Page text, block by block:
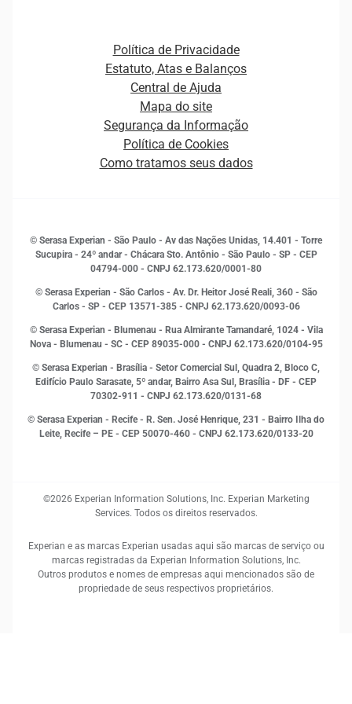
Plataformas e Motores de decisão
Curso Gratuito de Saúde Financeira
Empreendedorismo
Estudos e Pesquisas
Inovação e Tecnologia
Leis e impostos
Marketing
Open Finance
Proteção de Dados
Sustentabilidade Corporativa
Distribuidores e representantes
Estrutura Organizacional
Sala de Imprensa
Política de Privacidade
Estatuto, Atas e Balanços
Central de Ajuda
Mapa do site
Segurança da Informação
Política de Cookies
Como tratamos seus dados
© Serasa Experian - São Paulo - Av das Nações Unidas, 14.401 - Torre
Sucupira - 24º andar - Chácara Sto. Antônio - São Paulo - SP - CEP
04794-000 - CNPJ 62.173.620/0001-80
© Serasa Experian - São Carlos - Av. Dr. Heitor José Reali, 360 - São
Carlos - SP - CEP 13571-385 - CNPJ 62.173.620/0093-06
© Serasa Experian - Blumenau - Rua Almirante Tamandaré, 1024 - Vila
Nova - Blumenau - SC - CEP 89035-000 - CNPJ 62.173.620/0104-95
© Serasa Experian - Brasília - Setor Comercial Sul, Quadra 2, Bloco C,
Edifício Paulo Sarasate, 5º andar, Bairro Asa Sul, Brasília - DF - CEP
70302-911 - CNPJ 62.173.620/0131-68
© Serasa Experian - Recife - R. Sen. José Henrique, 231 - Bairro Ilha do
Leite, Recife – PE - CEP 50070-460 - CNPJ 62.173.620/0133-20
©2026 Experian Information Solutions, Inc. Experian Marketing
Services. Todos os direitos reservados.
Experian e as marcas Experian usadas aqui são marcas de serviço ou
marcas registradas da Experian Information Solutions, Inc.
Outros produtos e nomes de empresas aqui mencionados são de
propriedade de seus respectivos proprietários.